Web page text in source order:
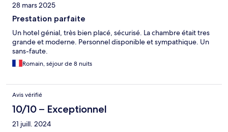
28 mars 2025
Prestation parfaite
Un hotel génial, très bien placé, sécurisé. La chambre était tres
grande et moderne. Personnel disponible et sympathique. Un
sans-faute.
Romain, séjour de 8 nuits
Avis vérifié
10/10 – Exceptionnel
21 juill. 2024